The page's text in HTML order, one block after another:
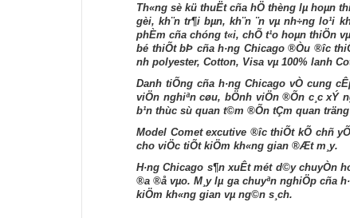
Th«ng sè kü thuËt cña hÖ thèng lµ hoµn
gèi, kh¨n tr¶i bµn, kh¨n ¨n vµ nh÷ng lo¹i
phÈm cña chóng t«i, chÕ t¹o hoµn thiÖn
bé thiÕt bÞ cña h·ng Chicago ®Òu ®­îc
nh­ polyester, Cotton, Visa vµ 100% lanh
Danh tiÕng cña h·ng Chicago vÒ cung
viÖn nghiªn cøu, bÖnh viÖn ®Õn c¸c xÝ
b¹n thùc sù quan t©m ®Õn tÇm quan
Model Comet excutive ®­îc thiÕt kÕ chñ
cho viÖc tiÕt kiÖm kh«ng gian ®Æt m¸y.
H·ng Chicago s¶n xuÊt mét d©y chuyÒn
®­a ®å vµo. M¸y lµ ga chuyªn nghiÖp cña
kiÖm kh«ng gian vµ ng©n s¸ch.